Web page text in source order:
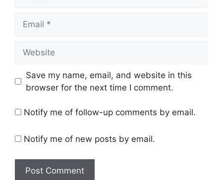
Save my name, email, and website in this
browser for the next time I comment.
Notify me of follow-up comments by email.
Notify me of new posts by email.